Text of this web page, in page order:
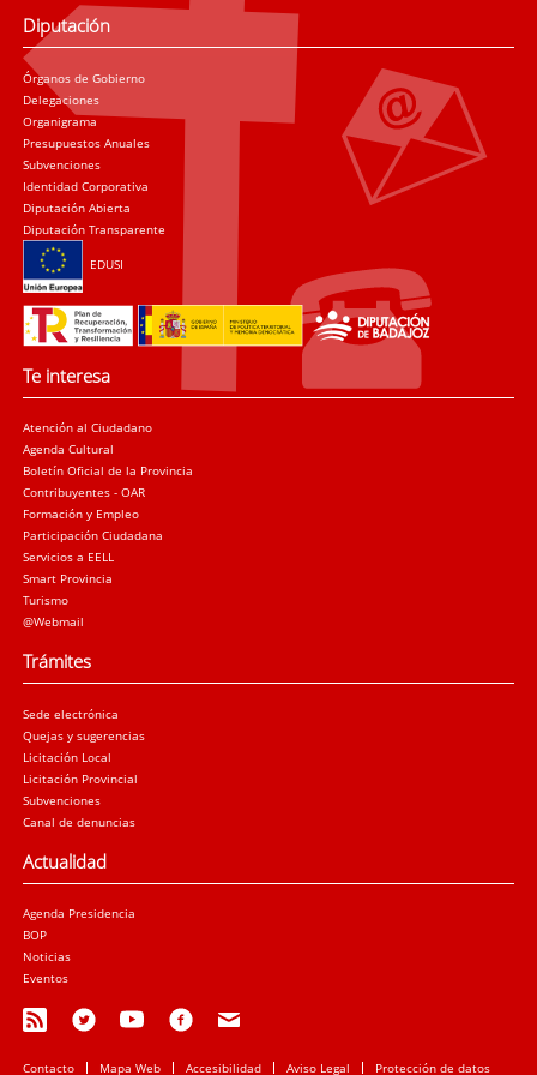
Diputación
Órganos de Gobierno
Delegaciones
Organigrama
Presupuestos Anuales
Subvenciones
Identidad Corporativa
Diputación Abierta
Diputación Transparente
EDUSI
Te interesa
Atención al Ciudadano
Agenda Cultural
Boletín Oficial de la Provincia
Contribuyentes - OAR
Formación y Empleo
Participación Ciudadana
Servicios a EELL
Smart Provincia
Turismo
@Webmail
Trámites
Sede electrónica
Quejas y sugerencias
Licitación Local
Licitación Provincial
Subvenciones
Canal de denuncias
Actualidad
Agenda Presidencia
BOP
Noticias
Eventos
Contacto Mapa Web Accesibilidad Aviso Legal Protección de datos